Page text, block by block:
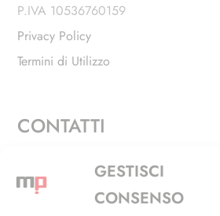
GESTISCI
CONSENSO
P.IVA 10536760159
Privacy Policy
Termini di Utilizzo
CONTATTI
Via Alfieri, 27 - Trezzano Sul
+39 02 4846 3155